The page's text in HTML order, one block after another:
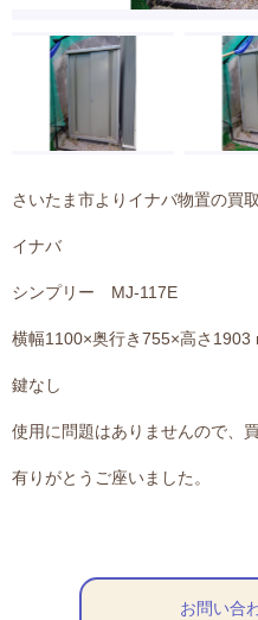
さいたま市よりイナバ物置の買
イナバ
シンプリー MJ-117E
横幅1100×奥行き755×高さ1903
鍵なし
使用に問題はありませんので、
有りがとうご座いました。
お問い合